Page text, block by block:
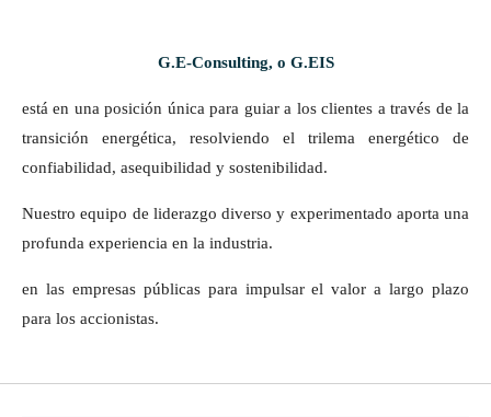
G.E-Consulting, o G.EIS
está en una posición única para guiar a los clientes a través de la
transición energética, resolviendo el trilema energético de
confiabilidad, asequibilidad y sostenibilidad.
Nuestro equipo de liderazgo diverso y experimentado aporta una
profunda experiencia en la industria.
en las empresas públicas para impulsar el valor a largo plazo
para los accionistas.